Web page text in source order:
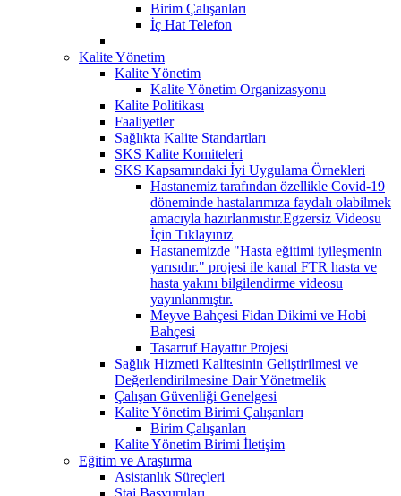
Birim Çalışanları
İç Hat Telefon
Kalite Yönetim
Kalite Yönetim
Kalite Yönetim Organizasyonu
Kalite Politikası
Faaliyetler
Sağlıkta Kalite Standartları
SKS Kalite Komiteleri
SKS Kapsamındaki İyi Uygulama Örnekleri
Hastanemiz tarafından özellikle Covid-19
döneminde hastalarımıza faydalı olabilmek
amacıyla hazırlanmıstır.Egzersiz Videosu
İçin Tıklayınız
Hastanemizde "Hasta eğitimi iyileşmenin
yarısıdır." projesi ile kanal FTR hasta ve
hasta yakını bilgilendirme videosu
yayınlanmıştır.
Meyve Bahçesi Fidan Dikimi ve Hobi
Bahçesi
Tasarruf Hayattır Projesi
Sağlık Hizmeti Kalitesinin Geliştirilmesi ve
Değerlendirilmesine Dair Yönetmelik
Çalışan Güvenliği Genelgesi
Kalite Yönetim Birimi Çalışanları
Birim Çalışanları
Kalite Yönetim Birimi İletişim
Eğitim ve Araştırma
Asistanlık Süreçleri
Staj Başvuruları